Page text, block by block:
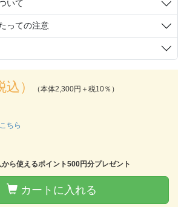
いて
っての注意
） （本体2,300円＋税10％）
ちら
ら使えるポイント500円分プレゼント
カートに入れる